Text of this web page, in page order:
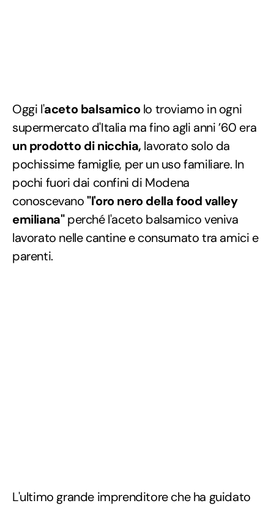
Oggi l'aceto balsamicolo troviamo in ogni
supermercato d'Italia ma fino agli anni ’60 era
un prodotto di nicchia, lavorato solo da
pochissime famiglie, per un uso familiare. In
pochi fuori dai confini di Modena
conoscevano"l'oro nero della food valley
emiliana"perché l'aceto balsamico veniva
lavorato nelle cantine e consumato tra amici e
parenti.
L'ultimo grande imprenditore che ha guidato